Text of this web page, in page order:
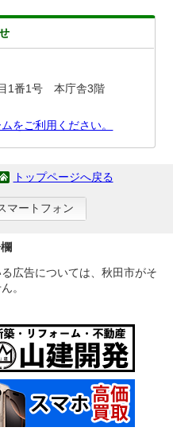
1番1号 本庁舎3階
をご利用ください。
トップページへ戻る
マートフォン
広告については、秋田市がそ
。